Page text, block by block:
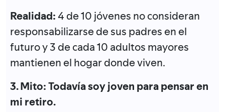
Realidad:4 de 10 jóvenes no consideran
responsabilizarse de sus padres en el
futuro y 3 de cada 10 adultos mayores
mantienen el hogar donde viven.
3. Mito: Todavía soy joven para pensar en
mi retiro.